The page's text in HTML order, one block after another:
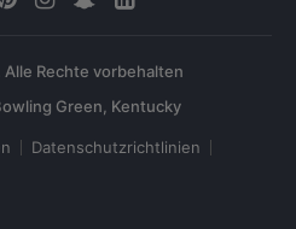
Rechte vorbehalten
Datenschutzrichtlinien